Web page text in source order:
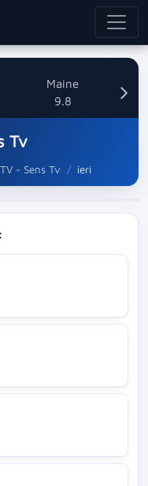
Maine
9.8
Tv
- Sens Tv ieri